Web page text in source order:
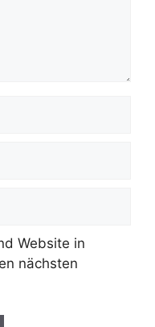
Website in
nächsten